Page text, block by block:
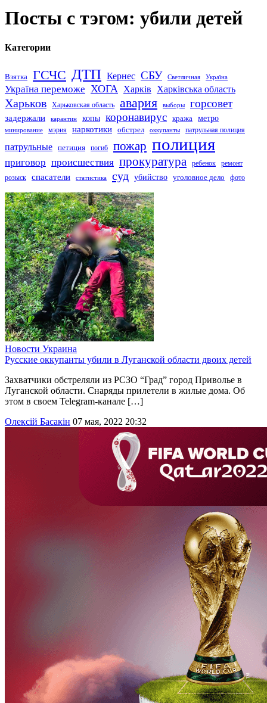
Посты с тэгом: убили детей
Категории
Взятка ГСЧС ДТП Кернес СБУ Светличная Україна
Україна переможе ХОГА Харків Харківська область
Харьков Харьковская область авария выборы горсовет
задержали карантин копы коронавирус кража метро
минирование мэрия наркотики обстрел оккупанты патрульная полиция
патрульные петиция погиб пожар полиция
приговор происшествия прокуратура ребенок
ремонт
розыск
спасатели статистика суд убийство уголовное дело фото
Новости Украина
Русские оккупанты убили в Луганской области двоих детей
Захватчики обстреляли из РСЗО “Град” город Приволье в
Луганской области. Снаряды прилетели в жилые дома. Об
этом в своем Telegram-канале […]
Олексій Басакін 07 мая, 2022 20:32